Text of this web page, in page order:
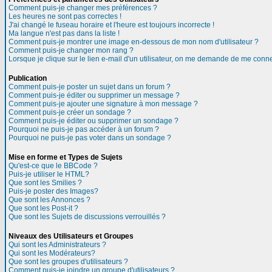
Comment puis-je changer mes préférences ?
Les heures ne sont pas correctes !
J'ai changé le fuseau horaire et l'heure est toujours incorrecte !
Ma langue n'est pas dans la liste !
Comment puis-je montrer une image en-dessous de mon nom d'utilisateur ?
Comment puis-je changer mon rang ?
Lorsque je clique sur le lien e-mail d'un utilisateur, on me demande de me
Publication
Comment puis-je poster un sujet dans un forum ?
Comment puis-je éditer ou supprimer un message ?
Comment puis-je ajouter une signature à mon message ?
Comment puis-je créer un sondage ?
Comment puis-je éditer ou supprimer un sondage ?
Pourquoi ne puis-je pas accéder à un forum ?
Pourquoi ne puis-je pas voter dans un sondage ?
Mise en forme et Types de Sujets
Qu'est-ce que le BBCode ?
Puis-je utiliser le HTML?
Que sont les Smilies ?
Puis-je poster des Images?
Que sont les Annonces ?
Que sont les Post-it ?
Que sont les Sujets de discussions verrouillés ?
Niveaux des Utilisateurs et Groupes
Qui sont les Administrateurs ?
Qui sont les Modérateurs?
Que sont les groupes d'utilisateurs ?
Comment puis-je joindre un groupe d'utilisateurs ?